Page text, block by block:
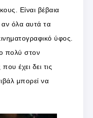
Είναι βέβαια
όλα αυτά τα
ύφος.
πολύ στον
έχει δει τις
μπορεί να